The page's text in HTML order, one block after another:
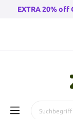
EXTRA 20% off